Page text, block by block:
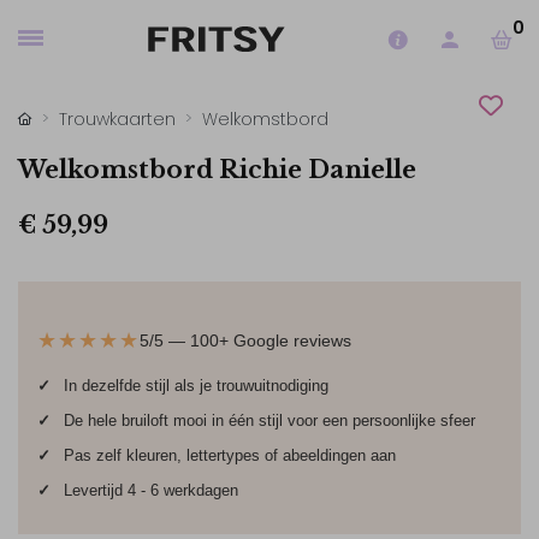
0
Trouwkaarten Welkomstbord
Welkomstbord Richie Danielle
€ 59,99
★★★★★5/5 — 100+ Google reviews
✓
In dezelfde stijl als je trouwuitnodiging
✓
De hele bruiloft mooi in één stijl voor een persoonlijke sfeer
✓
Pas zelf kleuren, lettertypes of abeeldingen aan
✓
Levertijd 4 - 6 werkdagen